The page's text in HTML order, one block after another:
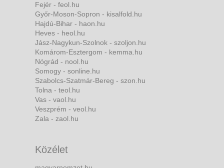
Fejér - feol.hu
Győr-Moson-Sopron - kisalfold.hu
Hajdú-Bihar - haon.hu
Heves - heol.hu
Jász-Nagykun-Szolnok - szoljon.hu
Komárom-Esztergom - kemma.hu
Nógrád - nool.hu
Somogy - sonline.hu
Szabolcs-Szatmár-Bereg - szon.hu
Tolna - teol.hu
Vas - vaol.hu
Veszprém - veol.hu
Zala - zaol.hu
Közélet